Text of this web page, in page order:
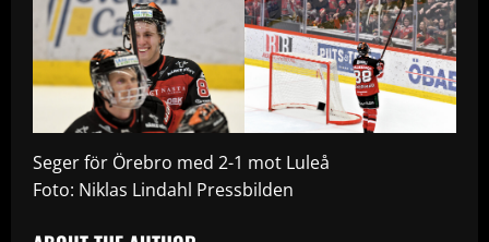
Seger för Örebro med 2-1 mot Luleå
Foto: Niklas Lindahl Pressbilden